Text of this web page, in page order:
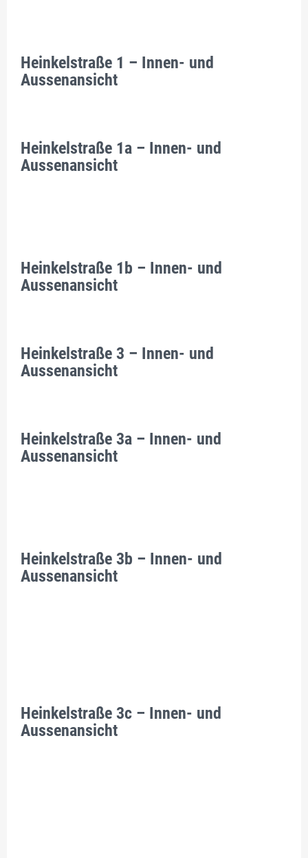
Heinkelstraße 1 – Innen- und
Aussenansicht
Heinkelstraße 1a – Innen- und
Aussenansicht
Heinkelstraße 1b – Innen- und
Aussenansicht
Heinkelstraße 3 – Innen- und
Aussenansicht
Heinkelstraße 3a – Innen- und
Aussenansicht
Heinkelstraße 3b – Innen- und
Aussenansicht
Heinkelstraße 3c – Innen- und
Aussenansicht